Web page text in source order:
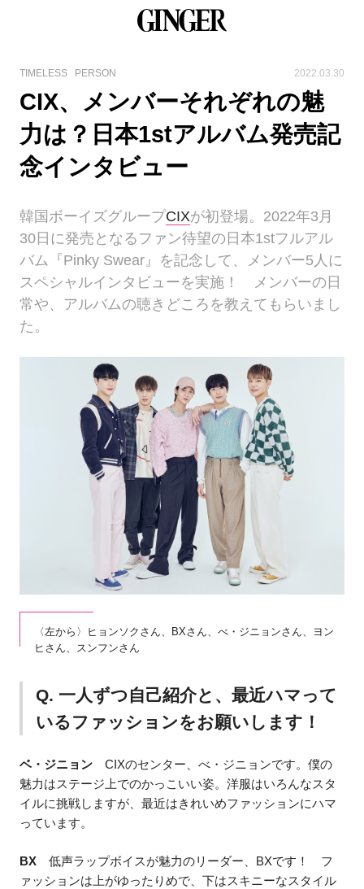
TIMELESS PERSON 2022.03.30
CIX、メンバーそれぞれの魅
力は？日本1stアルバム発売記
念インタビュー
韓国ボーイズグループCIXが初登場。2022年3月
30日に発売となるファン待望の日本1stフルアル
バム『Pinky Swear』を記念して、メンバー5人に
スペシャルインタビューを実施！ メンバーの日
常や、アルバムの聴きどころを教えてもらいまし
た。
〈左から〉ヒョンソクさん、BXさん、べ・ジニョンさん、ヨン
ヒさん、スンフンさん
Q. 一人ずつ自己紹介と、最近ハマって
いるファッションをお願いします！
ベ・ジニョン CIXのセンター、べ・ジニョンです。僕の
魅力はステージ上でのかっこいい姿。洋服はいろんなスタ
イルに挑戦しますが、最近はきれいめファッションにハマ
っています。
BX 低声ラップボイスが魅力のリーダー、BXです！ フ
ァッションは上がゆったりめで、下はスキニーなスタイル